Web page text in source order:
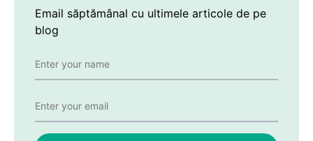
Email săptămânal cu ultimele articole de pe
blog